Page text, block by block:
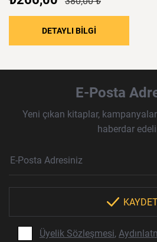
DETAYLI BİLGİ
E-Posta
Yeni çıkan kitaplar,
haberdar
Haber Bülteni Aboneliği
Üyelik Sözleşmesi,